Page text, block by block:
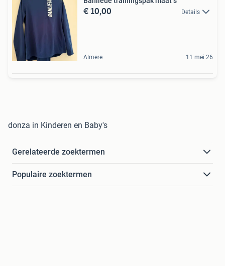
€ 10,00 Details
Almere 11 mei 26
donza in Kinderen en Baby's
Gerelateerde zoektermen
Populaire zoektermen